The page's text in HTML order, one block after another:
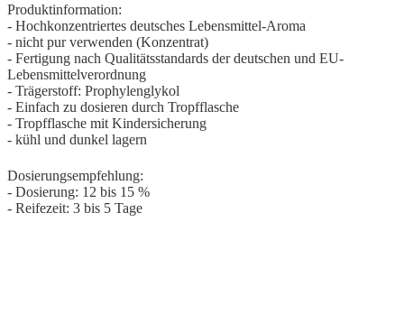
Produktinformation:
- Hochkonzentriertes deutsches Lebensmittel-Aroma
- nicht pur verwenden (Konzentrat)
- Fertigung nach Qualitätsstandards der deutschen und EU-
Lebensmittelverordnung
- Trägerstoff: Prophylenglykol
- Einfach zu dosieren durch Tropfflasche
- Tropfflasche mit Kindersicherung
- kühl und dunkel lagern
Dosierungsempfehlung:
- Dosierung: 12 bis 15 %
- Reifezeit: 3 bis 5 Tage